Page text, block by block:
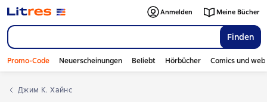
Finden
Anmelden Meine Bücher
Promo-Code Neuerscheinungen Beliebt Hörbücher Comics und
Джим К. Хайнс